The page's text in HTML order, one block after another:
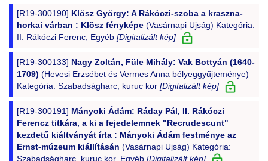
[R19-300190] Klösz György: A Rákóczi-szoba a kraszna-
horkai várban : Klösz fényképe(Vasárnapi Ujság) Kategória:
II. Rákóczi Ferenc, Egyéb [Digitalizált kép]
[R19-300133] Nagy Zoltán, Füle Mihály: Vak Bottyán (1640-
1709) (Hevesi Erzsébet és Vermes Anna bélyeggyűjteménye)
Kategória: Szabadságharc, kuruc kor [Digitalizált kép]
[R19-300191] Mányoki Ádám: Ráday Pál, II. Rákóczi
Ferencz titkára, a ki a fejedelemnek "Recrudescunt"
kezdetű kiáltványát írta : Mányoki Ádám festménye az
Ernst-múzeum kiállításán (Vasárnapi Ujság) Kategória:
Szabadságharc, kuruc kor, Egyéb [Digitalizált kép]